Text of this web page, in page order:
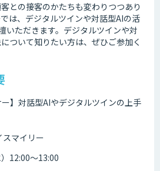
との接客のかたちも変わりつつあり
は、デジタルツインや対話型AIの活
いただきます。デジタルツインや対
ついて知りたい方は、ぜひご参加く
ー】対話型AIやデジタルツインの上手
マイリー
12:00～13:00